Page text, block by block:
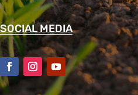
SOCIAL MEDIA